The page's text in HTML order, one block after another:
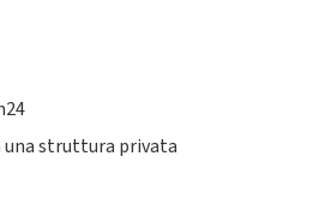
una struttura privata